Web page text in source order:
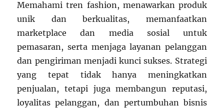
Memahami tren fashion, menawarkan produk
unik dan berkualitas, memanfaatkan
marketplace dan media sosial untuk
pemasaran, serta menjaga layanan pelanggan
dan pengiriman menjadi kunci sukses. Strategi
yang tepat tidak hanya meningkatkan
penjualan, tetapi juga membangun reputasi,
loyalitas pelanggan, dan pertumbuhan bisnis